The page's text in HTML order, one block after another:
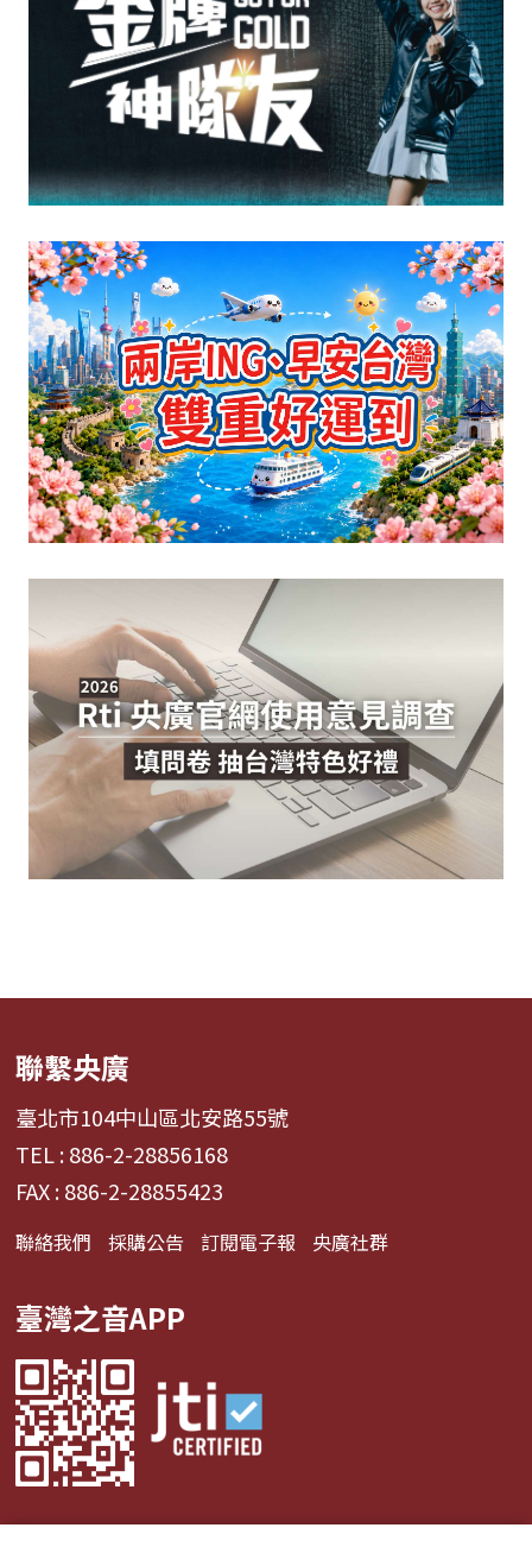
聯繫央廣
臺北市104中山區北安路55號
TEL : 886-2-28856168
FAX : 886-2-28855423
聯絡我們 採購公告 訂閱電子報 央廣社群
臺灣之音APP